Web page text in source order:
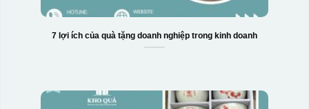
7 lợi ích của quà tặng doanh nghiệp trong kinh doanh